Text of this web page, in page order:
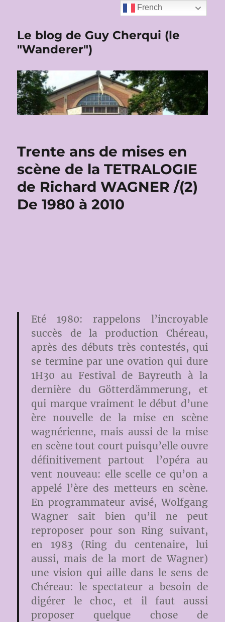
Le blog de Guy Cherqui (le
"Wanderer")
Trente ans de mises en
scène de la TETRALOGIE
de Richard WAGNER /(2)
De 1980 à 2010
Eté 1980: rappelons l’incroyable
succès de la production Chéreau,
après des débuts très contestés, qui
se termine par une ovation qui dure
1H30 au Festival de Bayreuth à la
dernière du Götterdämmerung, et
qui marque vraiment le début d’une
ère nouvelle de la mise en scène
wagnérienne, mais aussi de la mise
en scène tout court puisqu’elle ouvre
définitivement partout l’opéra au
vent nouveau: elle scelle ce qu’on a
appelé l’ère des metteurs en scène.
En programmateur avisé, Wolfgang
Wagner sait bien qu’il ne peut
reproposer pour son Ring suivant,
en 1983 (Ring du centenaire, lui
aussi, mais de la mort de Wagner)
une vision qui aille dans le sens de
Chéreau: le spectateur a besoin de
digérer le choc, et il faut aussi
proposer quelque chose de
French